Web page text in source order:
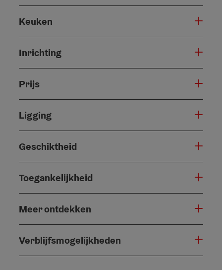
Keuken
Inrichting
Prijs
Ligging
Geschiktheid
Toegankelijkheid
Meer ontdekken
Verblijfsmogelijkheden